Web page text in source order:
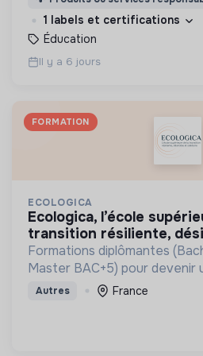
femmes de 14 à 25 ans aux
1 labels et certifications
Éducation
Il y a 6 jours
FORMATION
ECOLOGICA
ecologica, l’école supérieure de la
transition résiliente,
Formations diplômantes
Master BAC+5) pour devenir
engagé.e
Autres France